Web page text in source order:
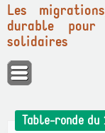
Panneau de gestion
Les
durable
solidaires
Table-ronde